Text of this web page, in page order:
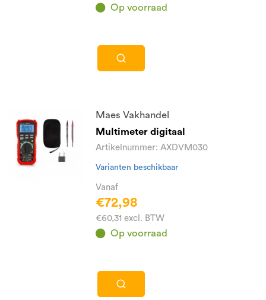
Op voorraad
Maes Vakhandel
Multimeter digitaal
Artikelnummer: AXDVM030
Varianten beschikbaar
Vanaf
€72,98
€60,31 excl. BTW
Op voorraad